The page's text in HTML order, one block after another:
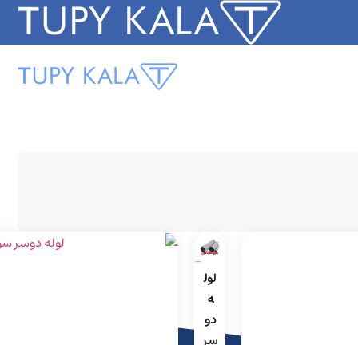
لول
ه
دو